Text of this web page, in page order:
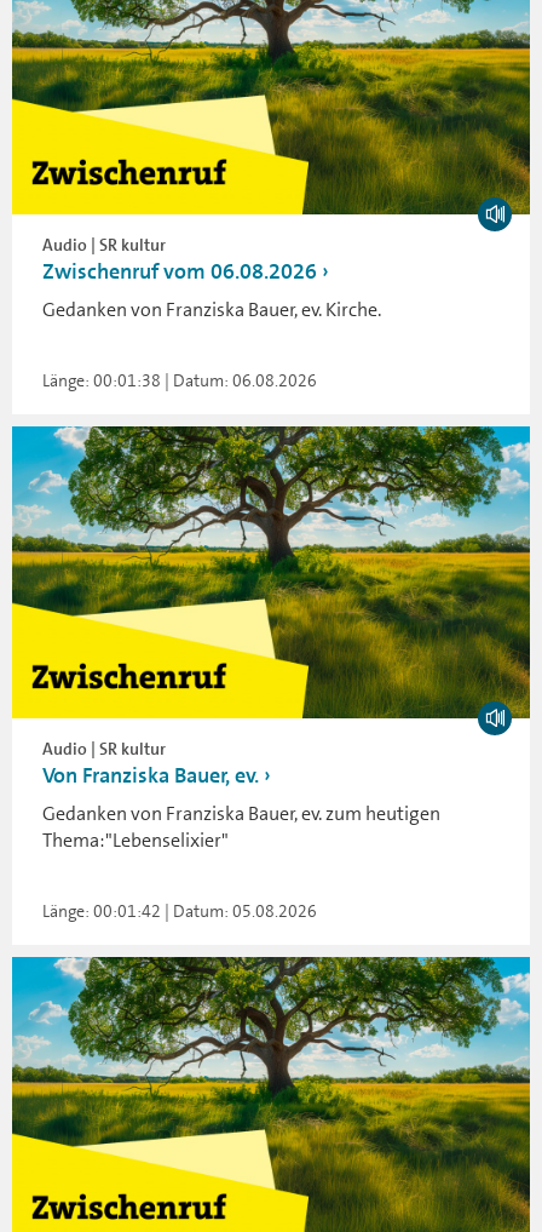
Audio | SR kultur
Zwischenruf vom 06.08.2026
Gedanken von Franziska Bauer, ev. Kirche.
Länge: 00:01:38 | Datum: 06.08.2026
Audio | SR kultur
Von Franziska Bauer, ev.
Gedanken von Franziska Bauer, ev. zum heutigen
Thema:"Lebenselixier"
Länge: 00:01:42 | Datum: 05.08.2026